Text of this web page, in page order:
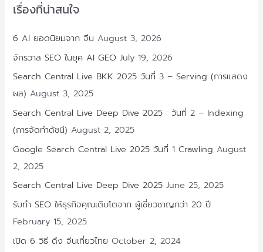
เรื่องที่น่าสนใจ
6 AI ยอดนิยมจาก จีน August 3, 2026
จักรวาล SEO ในยุค AI GEO July 19, 2026
Search Central Live BKK 2025 วันที่ 3 – Serving (การแสดง
ผล) August 3, 2025
Search Central Live Deep Dive 2025 : วันที่ 2 – Indexing
(การจัดทำดัชนี) August 2, 2025
Google Search Central Live 2025 วันที่ 1 Crawling August
2, 2025
Search Central Live Deep Dive 2025 June 25, 2025
รับทำ SEO ให้ธุรกิจคุณเติบโตจาก ผู้เชี่ยวชาญกว่า 20 ปี
February 15, 2025
เปิด 6 วิธี ดึง จีนเที่ยวไทย October 2, 2024